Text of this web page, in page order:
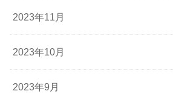
2023年11月
2023年10月
2023年9月